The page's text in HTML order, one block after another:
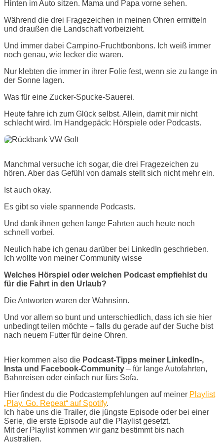
Hinten im Auto sitzen. Mama und Papa vorne sehen.
Während die drei Fragezeichen in meinen Ohren ermitteln
und draußen die Landschaft vorbeizieht.
Und immer dabei Campino-Fruchtbonbons. Ich weiß immer
noch genau, wie lecker die waren.
Nur klebten die immer in ihrer Folie fest, wenn sie zu lange in
der Sonne lagen.
Was für eine Zucker-Spucke-Sauerei.
Heute fahre ich zum Glück selbst. Allein, damit mir nicht
schlecht wird. Im Handgepäck: Hörspiele oder Podcasts.
Manchmal versuche ich sogar, die drei Fragezeichen zu
hören. Aber das Gefühl von damals stellt sich nicht mehr ein.
Ist auch okay.
Es gibt so viele spannende Podcasts.
Und dank ihnen gehen lange Fahrten auch heute noch
schnell vorbei.
Neulich habe ich genau darüber bei LinkedIn geschrieben.
Ich wollte von meiner Community wisse
Welches Hörspiel oder welchen Podcast empfiehlst du
für die Fahrt in den Urlaub?
Die Antworten waren der Wahnsinn.
Und vor allem so bunt und unterschiedlich, dass ich sie hier
unbedingt teilen möchte – falls du gerade auf der Suche bist
nach neuem Futter für deine Ohren.
Hier kommen also die Podcast-Tipps meiner LinkedIn-,
Insta und Facebook-Community – für lange Autofahrten,
Bahnreisen oder einfach nur fürs Sofa.
Hier findest du die Podcastempfehlungen auf meiner Playlist
„Play. Go. Repeat“ auf Spotify.
Ich habe uns die Trailer, die jüngste Episode oder bei einer
Serie, die erste Episode auf die Playlist gesetzt.
Mit der Playlist kommen wir ganz bestimmt bis nach
Australien.